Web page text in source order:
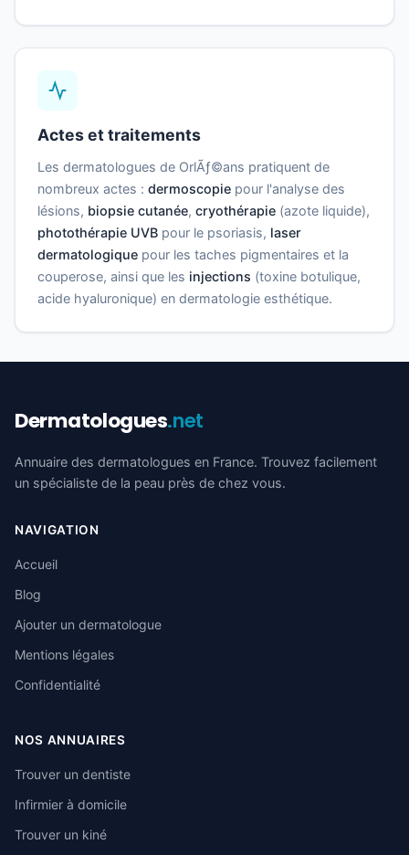
Actes et traitements
Les dermatologues de OrlÃƒ©ans pratiquent de
nombreux actes : dermoscopie pour l'analyse des
lésions, biopsie cutanée, cryothérapie (azote liquide),
photothérapie UVB pour le psoriasis, laser
dermatologique pour les taches pigmentaires et la
couperose, ainsi que les injections (toxine botulique,
acide hyaluronique) en dermatologie esthétique.
Dermatologues.net
Annuaire des dermatologues en France. Trouvez facilement
un spécialiste de la peau près de chez vous.
NAVIGATION
Accueil
Blog
Ajouter un dermatologue
Mentions légales
Confidentialité
NOS ANNUAIRES
Trouver un dentiste
Infirmier à domicile
Trouver un kiné